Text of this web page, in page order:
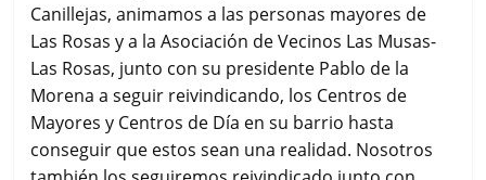
Canillejas, animamos a las personas mayores de
Las Rosas y a la Asociación de Vecinos Las Musas-
Las Rosas, junto con su presidente Pablo de la
Morena a seguir reivindicando, los Centros de
Mayores y Centros de Día en su barrio hasta
conseguir que estos sean una realidad. Nosotros